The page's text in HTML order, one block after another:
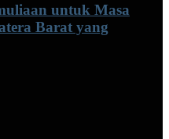
untuk Masa
Barat yang